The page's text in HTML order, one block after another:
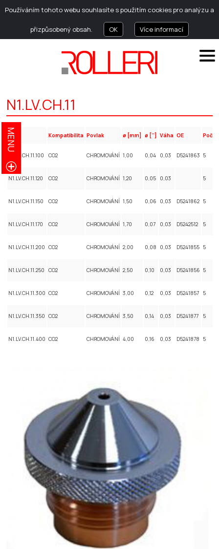
Používáním tohoto webu souhlasíte s použitím cookies pro analýzu a
přizpůsobený obsah. OK Více informací
N1.LV.CH.11
Kód Kompatibilita Povlak ø [mm] ø [''] Váha OE
N1.LV.CH.11.100 CO2 CHROMOVÁNÍ 1,00 0,04 0,03 D5241863 5
N1.LV.CH.11.120 CO2 CHROMOVÁNÍ 1,20 0,05 0,03 5
N1.LV.CH.11.150 CO2 CHROMOVÁNÍ 1,50 0,06 0,03 D5241862 5
N1.LV.CH.11.170 CO2 CHROMOVÁNÍ 1,70 0,07 0,03 D5242512 5
N1.LV.CH.11.200 CO2 CHROMOVÁNÍ 2,00 0,08 0,03 D5241855 5
N1.LV.CH.11.250 CO2 CHROMOVÁNÍ 2,50 0,10 0,03 D5241856 5
N1.LV.CH.11.300 CO2 CHROMOVÁNÍ 3,00 0,12 0,03 D5241857 5
N1.LV.CH.11.350 CO2 CHROMOVÁNÍ 3,50 0,14 0,03 D5241877 5
N1.LV.CH.11.400 CO2 CHROMOVÁNÍ 4,00 0,16 0,03 D5241878 5
MENU